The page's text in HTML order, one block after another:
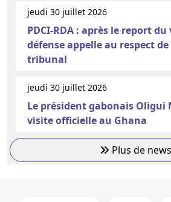
jeudi 30 juillet 2026
PDCI-RDA : après le report
défense appelle au respect
tribunal
jeudi 30 juillet 2026
Le président gabonais Oligui
visite officielle au Ghana
Plus de news